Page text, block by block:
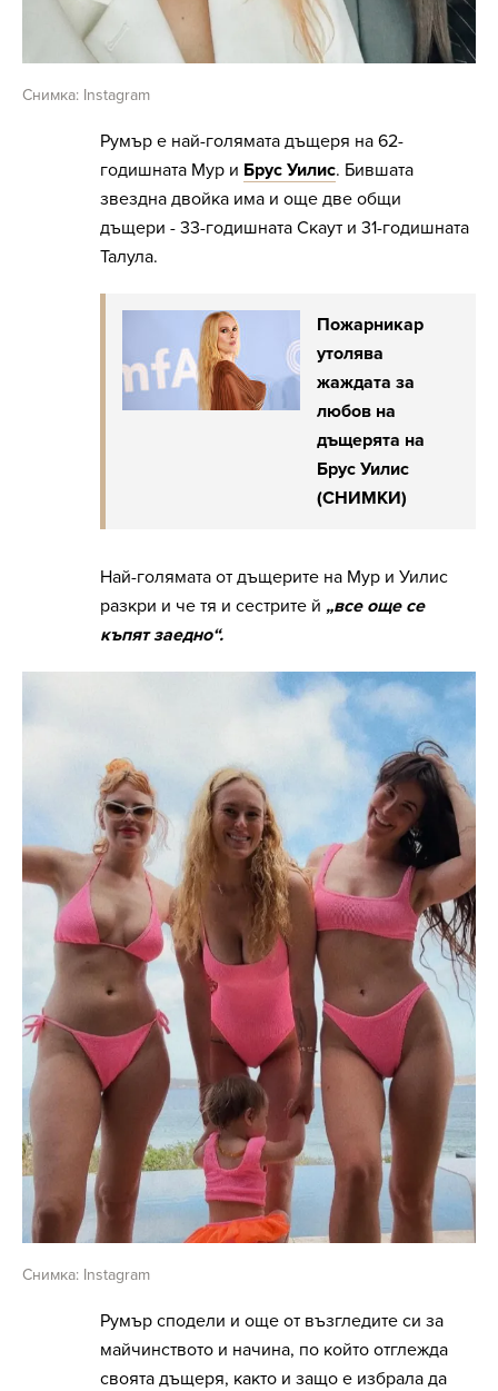
Снимка: Instagram
Румър е най-голямата дъщеря на 62-
годишната Мур и Брус Уилис. Бившата
звездна двойка има и още две общи
дъщери - 33-годишната Скаут и 31-годишната
Талула.
Пожарникар
утолява
жаждата за
любов на
дъщерята на
Брус Уилис
(СНИМКИ)
Най-голямата от дъщерите на Мур и Уилис
разкри и че тя и сестрите й „все още се
къпят заедно“.
Снимка: Instagram
Румър сподели и още от възгледите си за
майчинството и начина, по който отглежда
своята дъщеря, както и защо е избрала да